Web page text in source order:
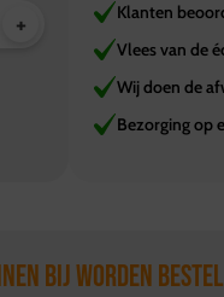
+
Klanten
Vlees van de
Wij doen de
Bezorging op
BIJ WORDEN